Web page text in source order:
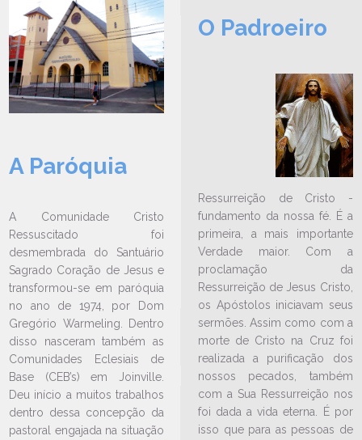
LEIA NO DIOCESE INFORMA
celebrada na Comunidade Santa
Rita de Cássia
Ouça a notícia
CATEGORIA
A Paróquia
A Comunidade Cristo
Ressuscitado foi
desmembrada do Santuário
Sagrado Coração de Jesus e
transformou-se em paróquia
no ano de 1974, por Dom
Gregório Warmeling. Dentro
disso nasceram também as
Comunidades Eclesiais de
Base (CEB’s) em Joinville.
Deu início a muitos trabalhos
dentro dessa concepção da
pastoral engajada na situação
O Padroeiro
Ressurreição de Cristo -
fundamento da nossa fé. É a
primeira, a mais importante
Verdade maior. Com a
proclamação da
Ressurreição de Jesus Cristo,
os Apóstolos iniciavam seus
sermões. Assim como com a
morte de Cristo na Cruz foi
realizada a purificação dos
nossos pecados, também
com a Sua Ressurreição nos
foi dada a vida eterna. É por
isso que para as pessoas de